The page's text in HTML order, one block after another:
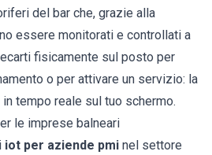
del bar che, grazie alla
essere monitorati e controllati a
fisicamente sul posto per
o per attivare un servizio: la
tempo reale sul tuo schermo.
le imprese balneari
iot per aziende pmi nel settore